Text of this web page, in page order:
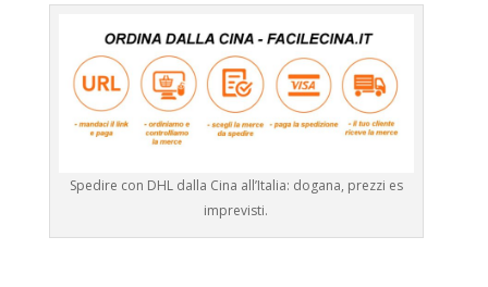
Spedire con DHL dalla Cina all’Italia: dogana, prezzi es
imprevisti.